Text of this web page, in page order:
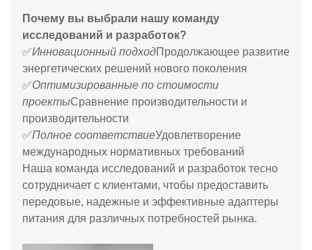
Почему вы выбрали нашу команду
исследований и разработок?
✅Инновационный подходПродолжающее развитие
энергетических решений нового поколения
✅Оптимизированные по стоимости
проектыСравнение производительности и
производительности
✅Полное соответствиеУдовлетворение
международных нормативных требований
Наша команда исследований и разработок тесно
сотрудничает с клиентами, чтобы предоставить
передовые, надежные и эффективные адаптеры
питания для различных потребностей рынка.